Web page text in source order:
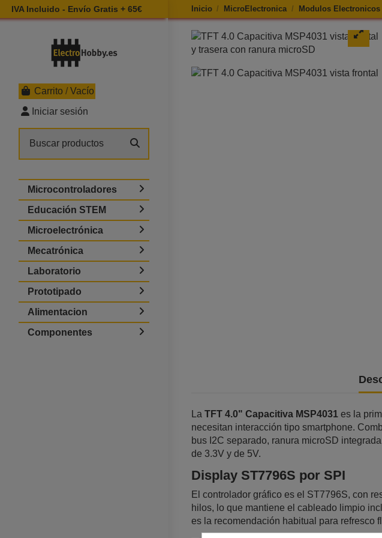
IVA Incluido - Envío Gratis + 65€
Carrito /Vacío
Iniciar sesión
Microcontroladores
Educación STEM
Microelectrónica
Mecatrónica
Laboratorio
Prototipado
Alimentacion
Componentes
Inicio MicroElectronica Modulos Electronicos
Ampliar imagen de TFT 4.0" SPI Táctil
La TFT 4.0" Capacitiva MSP4031es la
necesitan interacción tipo smartphone.
bus I2C separado, ranura microSD
de 3.3V y de 5V.
Display ST7796S por SPI
El controlador gráfico es el ST7796S, con
hilos, lo que mantiene el cableado limpio
es la recomendación habitual para refresco